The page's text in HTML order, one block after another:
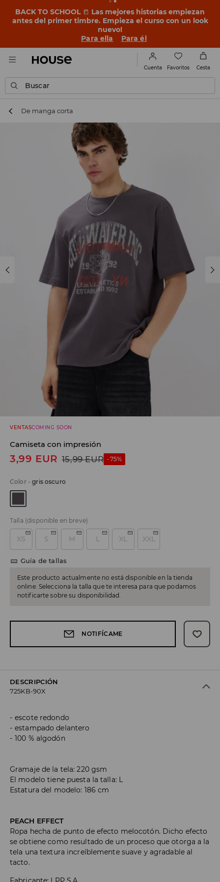
BACK TO SCHOOL 📒 Las mejores historias empiezan
antes del primer timbre. Empieza el curso con un look
nuevo!
Para ella
Para él
Cuenta Favoritos Cesta
Buscar
De manga corta
VENTASCOMING SOON
Camiseta con impresión
3,99 EUR 15,99 EUR -75%
Color-gris oscuro
Talla (disponible en breve)
XS S M L XL XXL
Guía de tallas
Este producto actualmente no está disponible en la tienda
online. Selecciona la talla que te interesa para que podamos
notificarte sobre su disponibilidad.
NOTIFÍCAME
DESCRIPCIÓN
725KB-90X
escote redondo
estampado delantero
100 % algodón
Gramaje de la tela: 220 gsm
El modelo tiene puesta la talla: L
Estatura del modelo: 186 cm
PEACH EFFECT
Ropa hecha de punto de efecto melocotón. Dicho efecto
se obtiene como resultado de un proceso que otorga a la
tela una textura increíblemente suave y agradable al
tacto.